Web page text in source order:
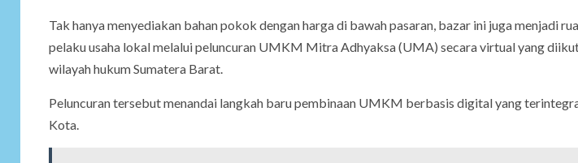
Tak hanya menyediakan bahan pokok dengan harga di bawah pasaran, bazar ini juga menjadi
pelaku usaha lokal melalui peluncuran UMKM Mitra Adhyaksa (UMA) secara virtual yang
wilayah hukum Sumatera Barat.
Peluncuran tersebut menandai langkah baru pembinaan UMKM berbasis digital yang
Kota.